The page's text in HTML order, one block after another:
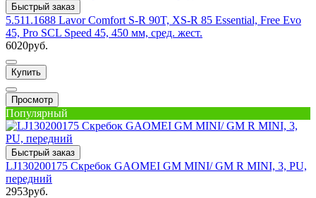
Быстрый заказ
5.511.1688 Lavor Comfort S-R 90T, XS-R 85 Essential, Free Evo
45, Pro SCL Speed 45, 450 мм, сред. жест.
6020руб.
Купить
Просмотр
Популярный
Быстрый заказ
LJ130200175 Скребок GAOMEI GM MINI/ GM R MINI, 3, PU,
передний
2953руб.